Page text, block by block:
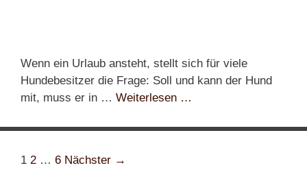
Wenn ein Urlaub ansteht, stellt sich für viele
Hundebesitzer die Frage: Soll und kann der Hund
mit, muss er in … Weiterlesen …
Beitrags-
1 2 … 6 Nächster →